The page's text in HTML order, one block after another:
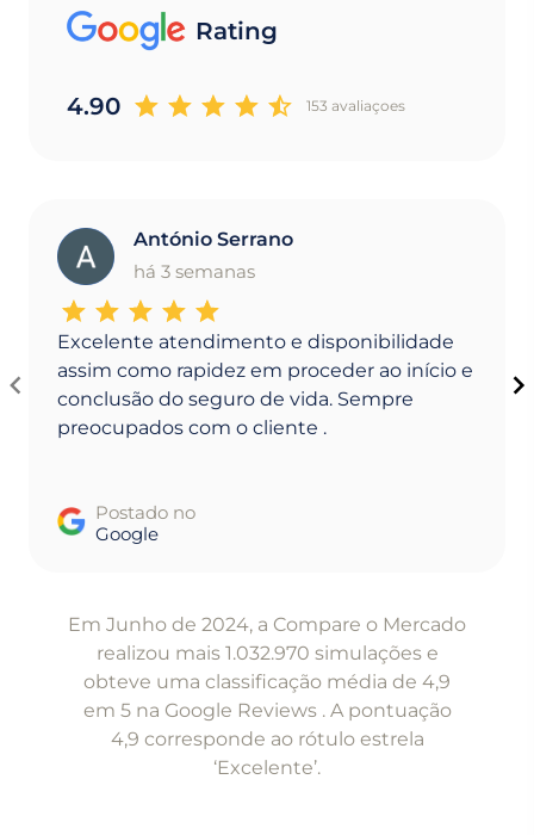
Rating
4.90 153 avaliaçoes
A
António Serrano
há 3 semanas
Excelente atendimento e disponibilidade
assim como rapidez em proceder ao início e
conclusão do seguro de vida. Sempre
preocupados com o cliente .
Postado no
Google
Em Junho de 2024, a Compare o Mercado
realizou mais 1.032.970 simulações e
obteve uma classificação média de 4,9
em 5 na Google Reviews . A pontuação
4,9 corresponde ao rótulo estrela
‘Excelente’.